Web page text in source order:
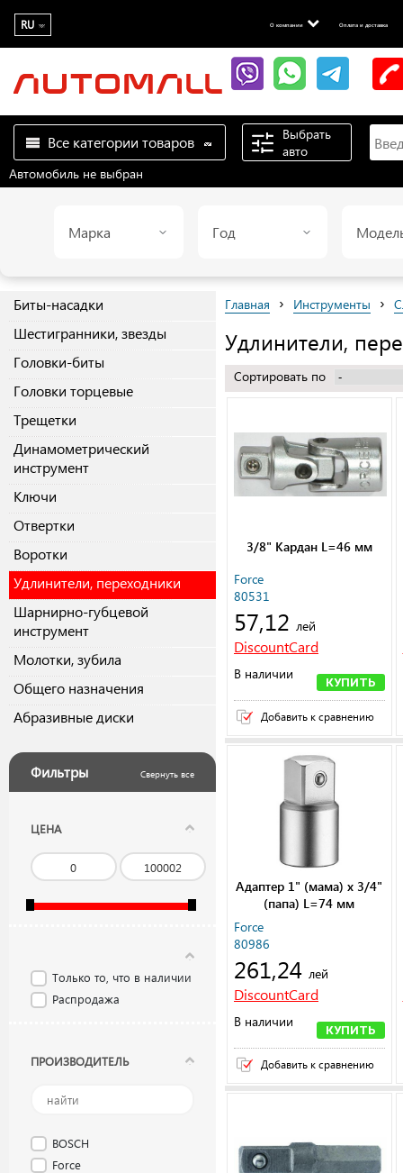
RU О компании Оплата и доставка
Все категории товаров
Выбрать
авто
Автомобиль не выбран
Марка Год
Биты-насадки
Шестигранники, звезды
Головки-биты
Головки торцевые
Трещетки
Динамометрический
инструмент
Ключи
Отвертки
Воротки
Удлинители, переходники
Шарнирно-губцевой
инструмент
Молотки, зубила
Общего назначения
Абразивные диски
Фильтры Свернуть все
ЦЕНА
Только то, что в наличии
Распродажа
ПРОИЗВОДИТЕЛЬ
BOSCH
Force
Главная › Инструменты ›
Удлинители,
Сортировать по
3/8" Кардан L=46 мм
Force
80531
57,12 лей
DiscountCard
В наличии
КУПИТЬ
Добавить к сравнению
Адаптер 1" (мама) x 3/4"
(папа) L=74 мм
Force
80986
261,24 лей
DiscountCard
В наличии
КУПИТЬ
Добавить к сравнению